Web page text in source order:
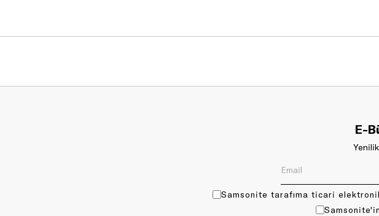
E-
Samsonite tarafıma ticari
Samsonite'in